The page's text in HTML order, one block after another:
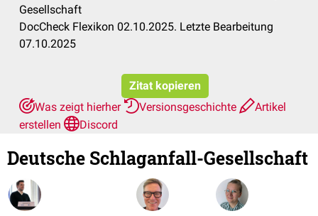
Gesellschaft
DocCheck Flexikon 02.10.2025. Letzte Bearbeitung
07.10.2025
Zitat kopieren
Was zeigt hierher
Versionsgeschichte
Artikel
erstellen
Discord
Deutsche Schlaganfall-Gesellschaft